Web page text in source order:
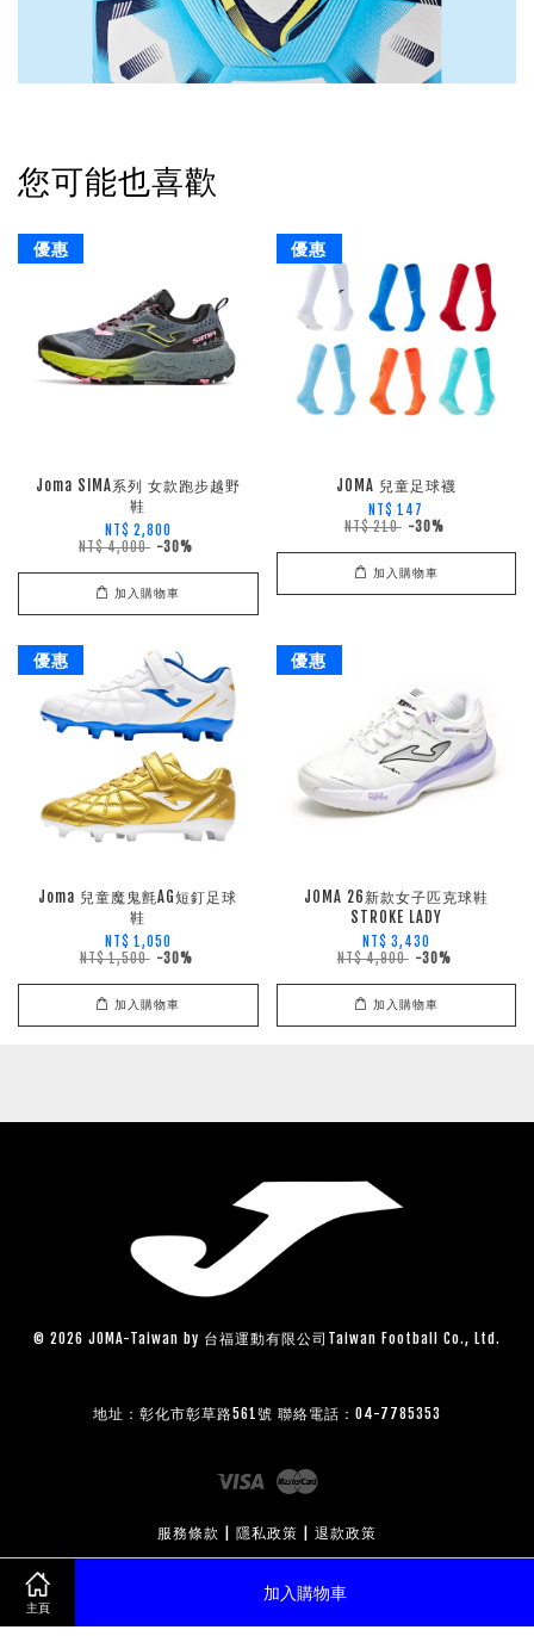
主頁
加入購物車
您可能也喜歡
優惠
Joma SIMA系列 女款跑步越野
鞋
NT$ 2,800
NT$ 4,000 -30%
加入購物車
優惠
JOMA 兒童足球襪
NT$ 147
NT$ 210 -30%
加入購物車
優惠
Joma 兒童魔鬼氈AG短釘足球
鞋
NT$ 1,050
NT$ 1,500 -30%
加入購物車
優惠
JOMA 26新款女子匹克球鞋
STROKE LADY
NT$ 3,430
NT$ 4,900 -30%
加入購物車
© 2026 JOMA-Taiwan by 台福運動有限公司Taiwan Football Co., Ltd.
地址：彰化市彰草路561號 聯絡電話：04-7785353
Visa
服務條款 隱私政策 退款政策